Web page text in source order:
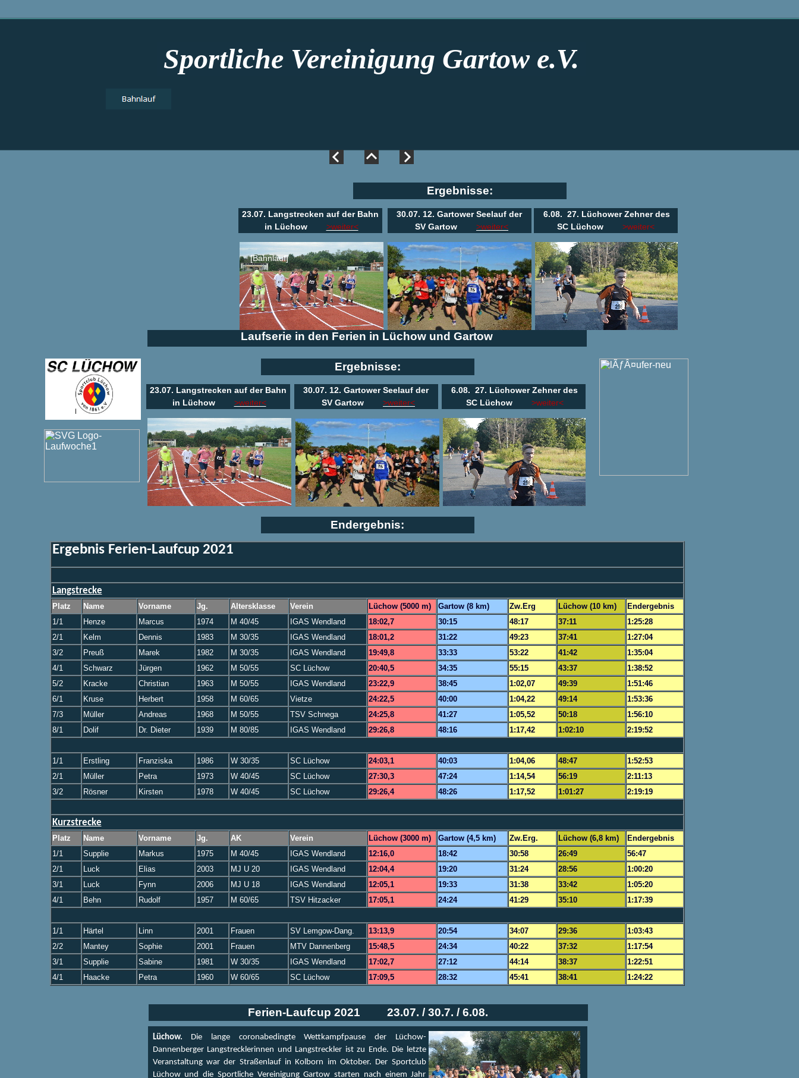
Sportliche Vereinigung Gartow e.V.
Ergebnisse:
23.07. Langstrecken auf der Bahn
in Lüchow >weiter<
30.07. 12. Gartower Seelauf der
SV Gartow >weiter<
6.08. 27. Lüchower Zehner des
SC Lüchow
>weiter<
[Bahnlauf]
Laufserie in den Ferien in Lüchow und Gartow
Ergebnisse:
23.07. Langstrecken auf der Bahn
in Lüchow >weiter<
30.07. 12. Gartower Seelauf der
SV Gartow >weiter<
6.08. 27. Lüchower Zehner des
SC Lüchow
>weiter<
Endergebnis:
Ergebnis Ferien-Laufcup 2021
Langstrecke
Platz Name Vorname Jg. Altersklasse Verein Lüchow (5000 m) Gartow (8 km) Zw.Erg Lüchow (10 km)
Endergebnis
1/1
Henze Marcus 1974 M 40/45 IGAS Wendland 18:02,7 30:15 48:17 37:11
1:25:28
2/1
Kelm Dennis 1983 M 30/35 IGAS Wendland 18:01,2 31:22 49:23 37:41
1:27:04
3/2
Preuß Marek 1982 M 30/35 IGAS Wendland 19:49,8 33:33 53:22 41:42
1:35:04
4/1
Schwarz Jürgen 1962 M 50/55 SC Lüchow 20:40,5 34:35 55:15 43:37
1:38:52
5/2
Kracke Christian 1963 M 50/55 IGAS Wendland 23:22,9 38:45 1:02,07 49:39
1:51:46
6/1
Kruse Herbert 1958 M 60/65 Vietze 24:22,5 40:00 1:04,22 49:14
1:53:36
7/3
Müller Andreas 1968 M 50/55 TSV Schnega 24:25,8 41:27 1:05,52 50:18
1:56:10
8/1
Dolif Dr. Dieter 1939 M 80/85 IGAS Wendland 29:26,8 48:16 1:17,42 1:02:10 2:19:52
1/1 Erstling Franziska 1986 W 30/35 SC Lüchow 24:03,1 40:03 1:04,06 48:47
1:52:53
2/1
Müller Petra 1973 W 40/45 SC Lüchow 27:30,3 47:24 1:14,54 56:19
2:11:13
3/2
Rösner Kirsten 1978 W 40/45 SC Lüchow 29:26,4 48:26 1:17,52 1:01:27 2:19:19
Kurzstrecke
Platz Name Vorname Jg. AK Verein Lüchow (3000 m) Gartow (4,5 km) Zw.Erg. Lüchow (6,8 km)
Endergebnis
1/1
Supplie Markus 1975 M 40/45 IGAS Wendland 12:16,0 18:42 30:58 26:49
56:47
2/1
Luck Elias 2003 MJ U 20 IGAS Wendland 12:04,4 19:20 31:24 28:56
1:00:20
3/1
Luck Fynn 2006 MJ U 18 IGAS Wendland 12:05,1 19:33 31:38 33:42
1:05:20
4/1
Behn Rudolf 1957 M 60/65 TSV Hitzacker 17:05,1 24:24 41:29 35:10 1:17:39
1/1 Härtel Linn 2001 Frauen SV Lemgow-Dang. 13:13,9 20:54 34:07 29:36
1:03:43
2/2
Mantey Sophie 2001 Frauen MTV Dannenberg 15:48,5 24:34 40:22 37:32
1:17:54
3/1
Supplie Sabine 1981 W 30/35 IGAS Wendland 17:02,7 27:12 44:14 38:37
1:22:51
4/1
Haacke Petra 1960 W 60/65 SC Lüchow 17:09,5 28:32 45:41 38:41 1:24:22
Ferien-Laufcup 2021 23.07. / 30.7. / 6.08.
Lüchow. Die lange coronabedingte Wettkampfpause der Lüchow-
Dannenberger Langstrecklerinnen und Langstreckler ist zu Ende. Die letzte
Veranstaltung war der Straßenlauf in Kolborn im Oktober. Der Sportclub
Lüchow und die Sportliche Vereinigung Gartow starten nach einem Jahr